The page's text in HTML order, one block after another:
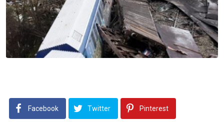
Facebook Twitter Pinterest